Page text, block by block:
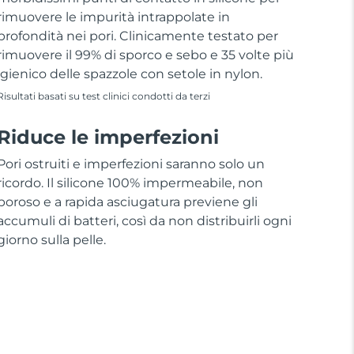
le impurità intrappolate in
nei pori. Clinicamente testato per
il 99% di sporco e sebo e 35 volte più
delle spazzole con setole in nylon.
basati su test clinici condotti da terzi
le imperfezioni
ostruiti e imperfezioni saranno solo un
Il silicone 100% impermeabile, non
e a rapida asciugatura previene gli
di batteri, così da non distribuirli ogni
sulla pelle.